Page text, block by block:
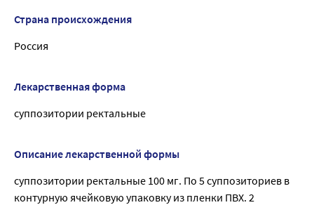
Страна происхождения
Россия
Лекарственная форма
суппозитории ректальные
Описание лекарственной формы
суппозитории ректальные 100 мг. По 5 суппозиториев в
контурную ячейковую упаковку из пленки ПВХ. 2